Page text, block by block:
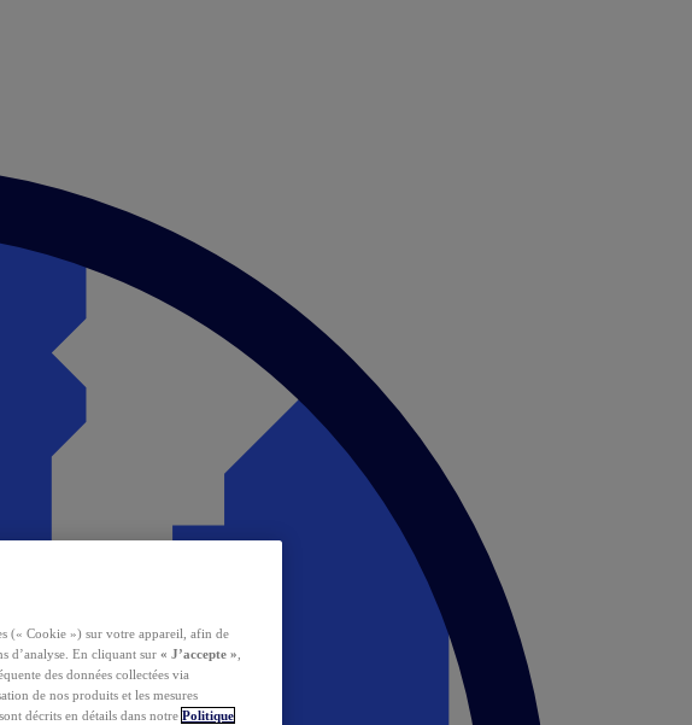
(« Cookie ») sur votre appareil, afin de
d’analyse. En cliquant sur « J’accepte »
des données collectées via
de nos produits et les mesures
décrits en détails dans notre Politique